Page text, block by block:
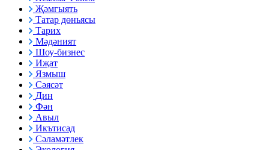
Җәмгыять
Татар дөньясы
Тарих
Мәдәният
Шоу-бизнес
Иҗат
Язмыш
Сәясәт
Дин
Фән
Авыл
Икътисад
Сәламәтлек